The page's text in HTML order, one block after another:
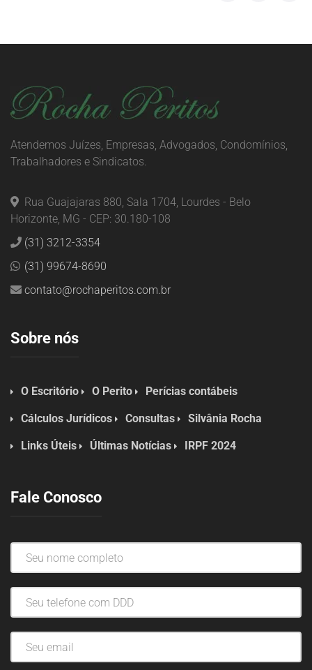
Atendemos Juízes, Empresas, Advogados, Condomínios,
Trabalhadores e Sindicatos.
Rua Guajajaras 880, Sala 1704, Lourdes - Belo
Horizonte, MG - CEP: 30.180-108
(31) 3212-3354
(31) 99674-8690
contato@rochaperitos.com.br
Sobre nós
O Escritório O Perito Perícias contábeis
Cálculos Jurídicos Consultas Silvânia Rocha
Links Úteis Últimas Notícias IRPF 2024
Fale Conosco